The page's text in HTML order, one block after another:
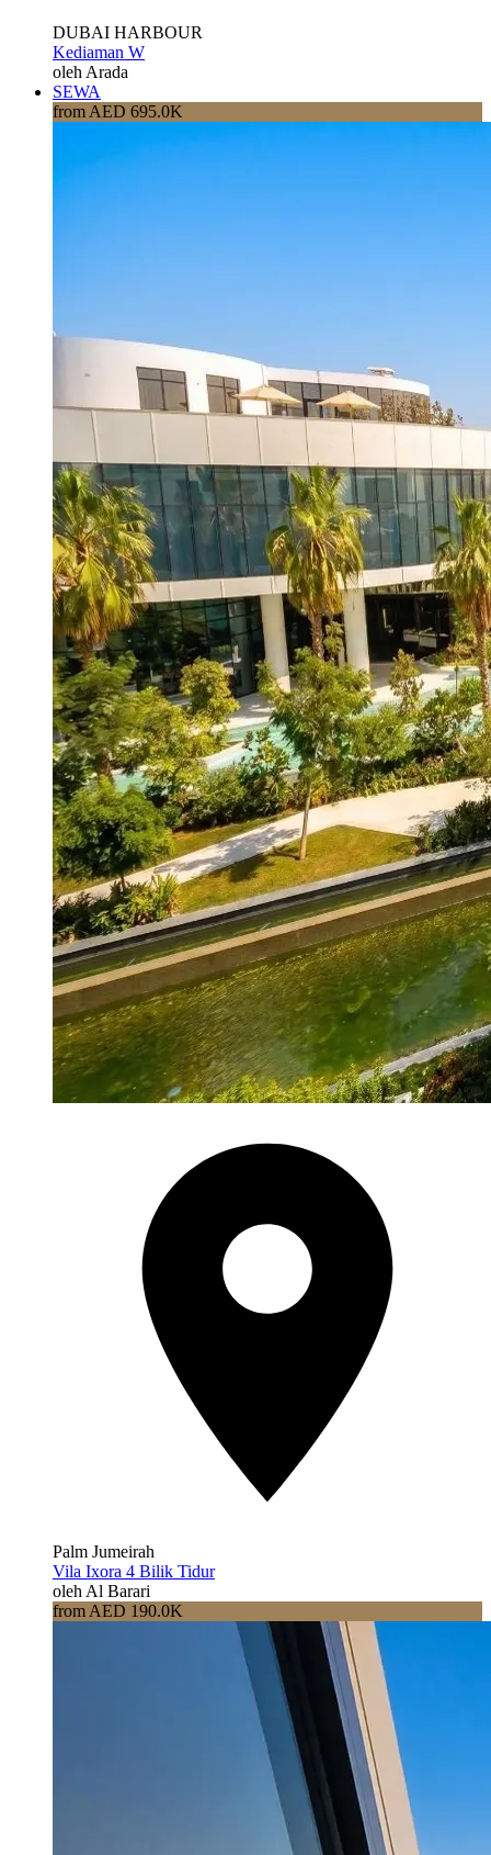
DUBAI HARBOUR
Kediaman W
oleh Arada
SEWA
from AED 695.0K
Palm Jumeirah
Vila Ixora 4 Bilik Tidur
oleh Al Barari
from AED 190.0K